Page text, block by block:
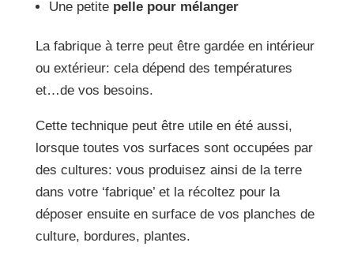
Une petite pelle pour mélanger
La fabrique à terre peut être gardée en intérieur
ou extérieur: cela dépend des températures
et…de vos besoins.
Cette technique peut être utile en été aussi,
lorsque toutes vos surfaces sont occupées par
des cultures: vous produisez ainsi de la terre
dans votre ‘fabrique’ et la récoltez pour la
déposer ensuite en surface de vos planches de
culture, bordures, plantes.